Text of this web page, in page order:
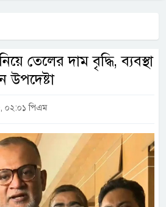
তেলের দাম বৃদ্ধি, ব্যবস্থা
উপদেষ্টা
০২:০১ পিএম